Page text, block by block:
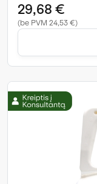
29,68 €
(be PVM 24,53 €)